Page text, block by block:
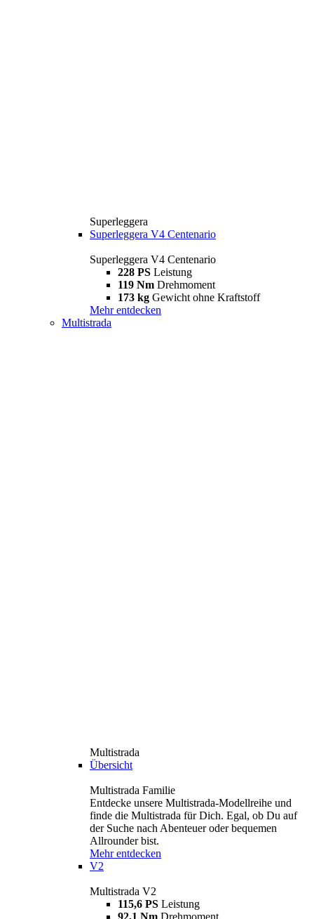
Superleggera
Superleggera V4 Centenario
Superleggera V4 Centenario
228 PS Leistung
119 Nm Drehmoment
173 kg Gewicht ohne Kraftstoff
Mehr entdecken
Multistrada
Multistrada
Übersicht
Multistrada Familie
Entdecke unsere Multistrada-Modellreihe und
finde die Multistrada für Dich. Egal, ob Du auf
der Suche nach Abenteuer oder bequemen
Allrounder bist.
Mehr entdecken
V2
Multistrada V2
115,6 PS Leistung